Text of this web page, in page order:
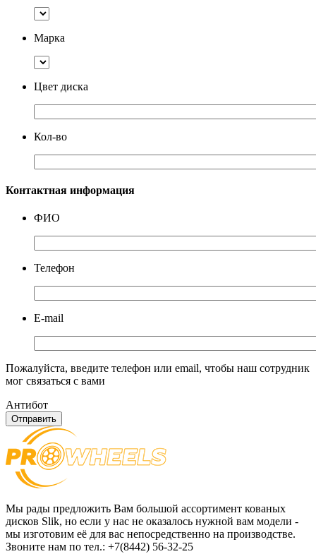
Марка
Цвет диска
Кол-во
Контактная информация
ФИО
Телефон
E-mail
Пожалуйста, введите телефон или email, чтобы наш сотрудник
мог связаться с вами
Антибот
Отправить
Мы рады предложить Вам большой ассортимент кованых
дисков Slik, но если у нас не оказалось нужной вам модели -
мы изготовим её для вас непосредственно на производстве.
Звоните нам по тел.: +7(8442) 56-32-25